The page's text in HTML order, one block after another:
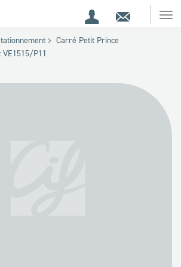
Espace
Espace
client
Contact
Carré Petit Prince
P11